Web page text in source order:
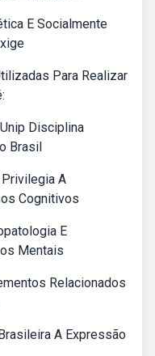
E Socialmente
Para Realizar
Disciplina
Brasil
A
Cognitivos
E
Mentais
Relacionados
A Expressão